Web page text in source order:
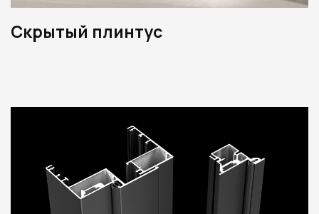
Скрытый плинтус